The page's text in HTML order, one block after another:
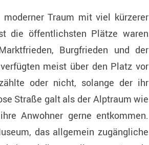
Traum mit viel kürzerer
die öffentlichsten Plätze waren
Burgfrieden und der
meist über den Platz vor
oder nicht, solange der ihr
Straße galt als der Alptraum wie
Anwohner gerne entkommen.
das allgemein zugängliche